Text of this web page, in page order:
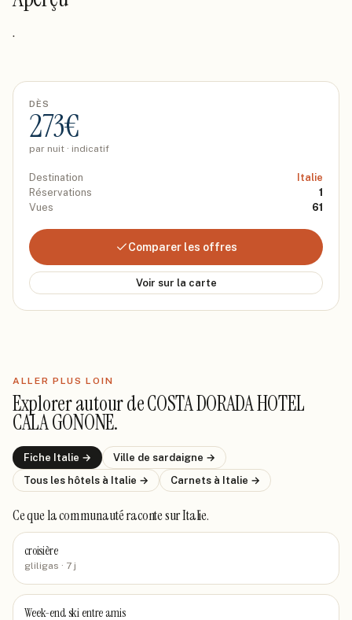
.
DÈS
273€
par nuit · indicatif
Destination
Italie
Réservations
1
Vues
61
Comparer les offres
Voir sur la carte
ALLER PLUS LOIN
Explorer autour deCOSTA DORADA HOTEL
CALA GONONE.
Fiche Italie → Ville de sardaigne →
Tous les hôtels à Italie → Carnets à Italie →
Ce que la communauté racontesur Italie.
croisière
gliligas · 7 j
Week-end ski entre amis